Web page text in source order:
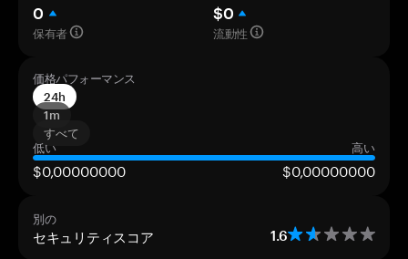
0
保有者
$0
流動性
価格パフォーマンス
24h
1m
すべて
低い
高い
$0,00000000 $0,00000000
別の
セキュリティスコア 1.6